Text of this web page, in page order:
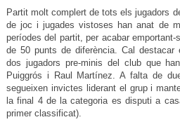
Partit molt complert de tots els jugadors
de joc i jugades vistoses han anat de
períodes del partit, per acabar
de 50 punts de diferència. Cal destacar
dos jugadors pre-minis del club que
Puiggrós i Raul Martínez. A falta de
segueixen invictes liderant el grup i
la final 4 de la categoria es disputi a
primer classificat).